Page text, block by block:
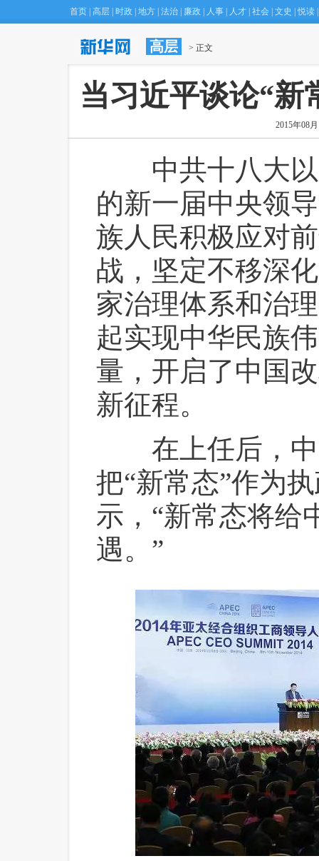
首页 高层 时政 地方 法治 廉政 人事 人才 社会 文史 悦读
高层 > 正文
新华网评：有必要为孙杨退赛耿耿于怀吗？
当习近平谈论“新
2015年08
中共十八大以
的新一届中央领
族人民积极应对
战，坚定不移深
家治理体系和治
起实现中华民族
量，开启了中国
新征程。
在上任后，中
把“新常态”作为
示，“新常态将给
遇。”